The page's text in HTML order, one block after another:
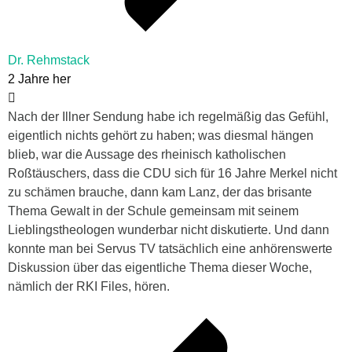
Dr. Rehmstack
2 Jahre her
Nach der Illner Sendung habe ich regelmäßig das Gefühl,
eigentlich nichts gehört zu haben; was diesmal hängen
blieb, war die Aussage des rheinisch katholischen
Roßtäuschers, dass die CDU sich für 16 Jahre Merkel nicht
zu schämen brauche, dann kam Lanz, der das brisante
Thema Gewalt in der Schule gemeinsam mit seinem
Lieblingstheologen wunderbar nicht diskutierte. Und dann
konnte man bei Servus TV tatsächlich eine anhörenswerte
Diskussion über das eigentliche Thema dieser Woche,
nämlich der RKI Files, hören.